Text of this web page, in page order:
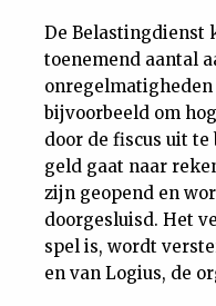
Dossiers
Nieuwsbrief
Contact
De Belastingdienst
toenemend aantal
bijvoorbeeld om
door de fiscus uit
geld gaat naar
zijn geopend en
doorgesluisd. Het
spel is, wordt
en van Logius, de